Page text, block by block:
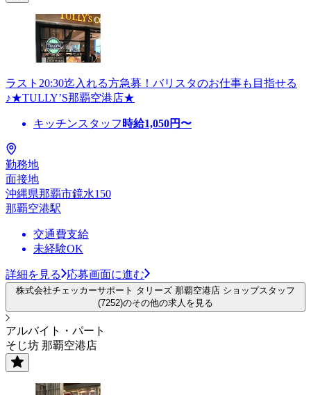
ラスト20:30迄入れる方急募！バリスタのお仕事も目指せる
♪★TULLY’S那覇空港店★
キッチンスタッフ 時給1,050円〜
勤務地
面接地
沖縄県那覇市鏡水150
那覇空港駅
交通費支給
未経験OK
詳細を見る 応募画面に進む
株式会社チェッカーサポート タリーズ 那覇空港店 ショップスタッフ
(7252)のその他の求人を見る
アルバイト・パート
そじ坊 那覇空港店